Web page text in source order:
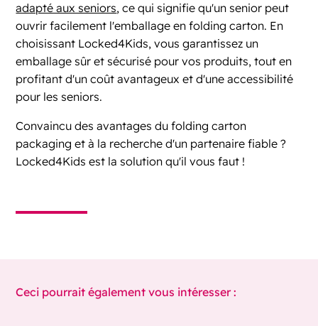
adapté aux seniors, ce qui signifie qu'un senior peut
ouvrir facilement l'emballage en folding carton. En
choisissant Locked4Kids, vous garantissez un
emballage sûr et sécurisé pour vos produits, tout en
profitant d'un coût avantageux et d'une accessibilité
pour les seniors.
Convaincu des avantages du folding carton
packaging et à la recherche d'un partenaire fiable ?
Locked4Kids est la solution qu'il vous faut !
Ceci pourrait également vous intéresser :